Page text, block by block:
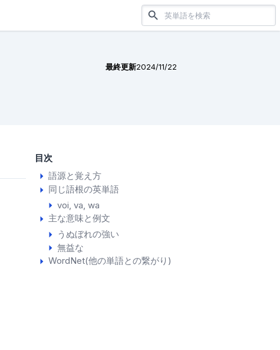
最終更新2024/11/22
目次
語源と覚え方
同じ語根の英単語
voi va wa
主な意味と例文
うぬぼれの強い
無益な
WordNet(他の単語との繋がり)